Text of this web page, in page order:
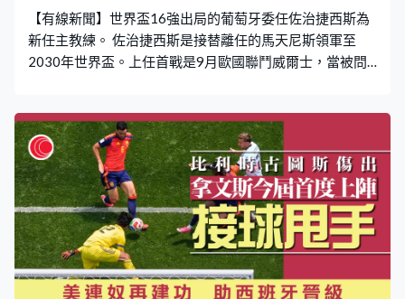
【有線新聞】世界盃16強出局的葡萄牙委任佐治捷西斯為
新任主教練。 佐治捷西斯是接替離任的馬天尼斯領軍至
2030年世界盃。上任首戰是9月歐國聯鬥威爾士，當被問
的戰術需要下會將他納入徵召考慮之列。C朗早前已表示今
屆是最後一次世界盃。